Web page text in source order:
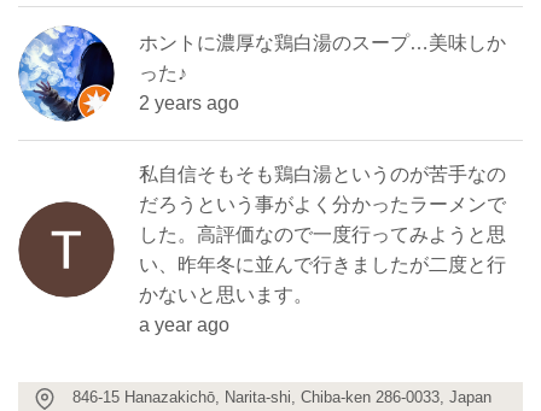
ホントに濃厚な鶏白湯のスープ…美味しか
った♪
2 years ago
私自信そもそも鶏白湯というのが苦手なの
だろうという事がよく分かったラーメンで
した。高評価なので一度行ってみようと思
い、昨年冬に並んで行きましたが二度と行
かないと思います。
a year ago
846-15 Hanazakichō, Narita-shi, Chiba-ken 286-0033, Japan